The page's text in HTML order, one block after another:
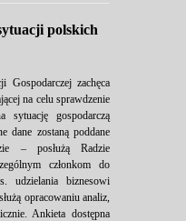
polskich
Gospodarczej zachęca
na celu sprawdzenie
sytuację gospodarczą
dane zostaną poddane
– posłużą Radzie
członkom do
udzielania biznesowi
opracowaniu analiz,
Ankieta dostępna